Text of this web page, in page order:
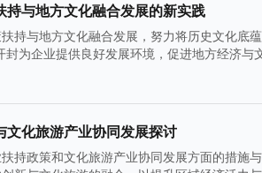
持与地方文化融合发展的新实践
持与地方文化融合发展，努力将历史文化底
封为企业提供良好发展环境，促进地方经济
文化旅游产业协同发展探讨
持政策和文化旅游产业协同发展方面的措施